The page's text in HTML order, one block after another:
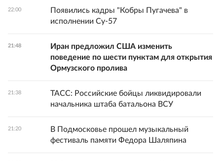
22:00
Появились кадры "Кобры Пугачева" в
исполнении Су-57
21:48
Иран предложил США изменить
поведение по шести пунктам для открытия
Ормузского пролива
21:38
ТАСС: Российские бойцы ликвидировали
начальника штаба батальона ВСУ
21:20
В Подмосковье прошел музыкальный
фестиваль памяти Федора Шаляпина